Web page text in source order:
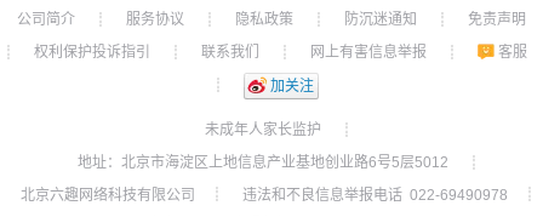
公司简介 ┊ 服务协议 ┊ 隐私政策 ┊ 防沉迷通知 ┊
免责声明
┊
权利保护投诉指引 ┊ 联系我们 ┊ 网上有害信息举报 ┊
客服
┊
加关注
未成年人家长监护
┊
地址：北京市海淀区上地信息产业基地创业路6号5层5012
┊
北京六趣网络科技有限公司
┊ 违法和不良信息举报电话 022-69490978
┊